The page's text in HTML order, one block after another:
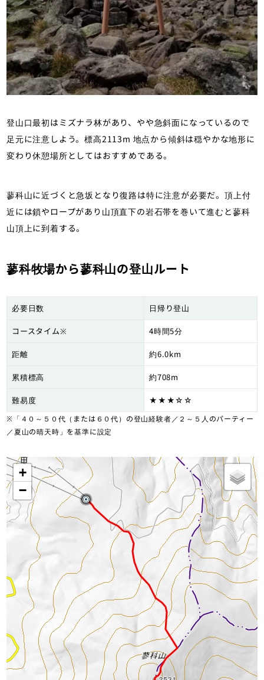
登山口最初はミズナラ林があり、やや急斜面になっているので
足元に注意しよう。標高2113m 地点から傾斜は穏やかな地形に
変わり休憩場所としてはおすすめである。
蓼科山に近づくと急坂となり復路は特に注意が必要だ。頂上付
近には鎖やロープがあり山頂直下の岩石帯を巻いて進むと蓼科
山頂上に到着する。
蓼科牧場から蓼科山の登山ルート
必要日数 日帰り登山
コースタイム※ 4時間5分
距離 約6.0km
累積標高 約708m
難易度 ★★★☆☆
※「４０～５０代（または６０代）の登山経験者／２～５人のパーティー
／夏山の晴天時」を基準に設定
+
−